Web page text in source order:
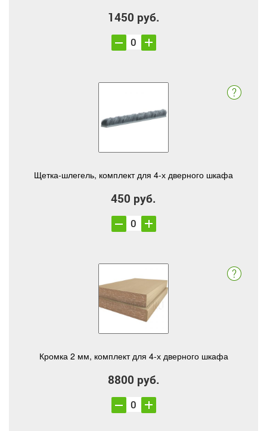
1450 руб.
Щетка-шлегель, комплект для 4-х дверного шкафа
450 руб.
Кромка 2 мм, комплект для 4-х дверного шкафа
8800 руб.